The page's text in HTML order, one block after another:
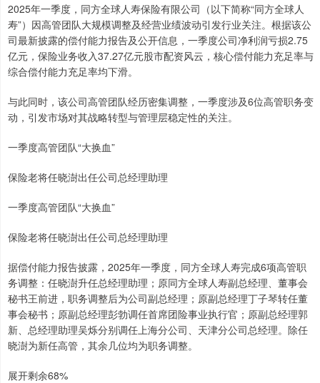
2025年一季度，同方全球人寿保险有限公司（以下简称“同方全球人
寿”）因高管团队大规模调整及经营业绩波动引发行业关注。根据该公
司最新披露的偿付能力报告及公开信息，一季度公司净利润亏损2.75
亿元，保险业务收入37.27亿元股市配资风云，核心偿付能力充足率与
综合偿付能力充足率均下滑。
与此同时，该公司高管团队经历密集调整，一季度涉及6位高管职务变
动，引发市场对其战略转型与管理层稳定性的关注。
一季度高管团队“大换血”
保险老将任晓澍出任公司总经理助理
一季度高管团队“大换血”
保险老将任晓澍出任公司总经理助理
据偿付能力报告披露，2025年一季度，同方全球人寿完成6项高管职
务调整：任晓澍升任总经理助理；原同方全球人寿副总经理、董事会
秘书王前进，职务调整后为公司副总经理；原副总经理丁子琴转任董
事会秘书；原副总经理彭勃调任首席团险事业执行官；原副总经理郭
新、总经理助理吴烁分别调任上海分公司、天津分公司总经理。除任
晓澍为新任高管，其余几位均为职务调整。
展开剩余68%